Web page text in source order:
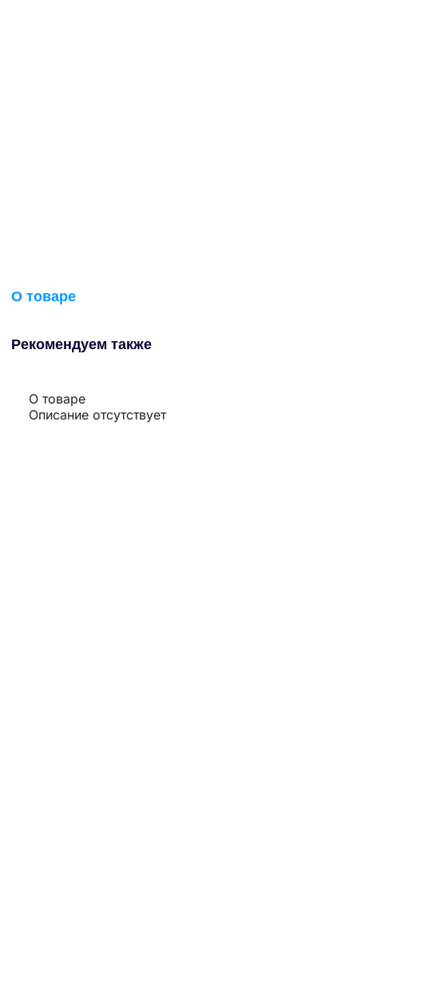
О товаре
Рекомендуем также
О товаре
Описание отсутствует